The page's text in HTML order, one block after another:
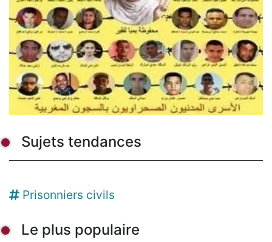
Sujets tendances
Prisonniers civils
Le plus populaire